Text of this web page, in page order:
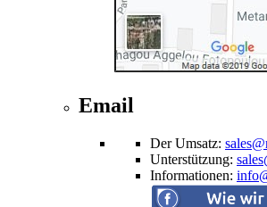
Email
Der Umsatz:
Unterstützung:
Informationen: